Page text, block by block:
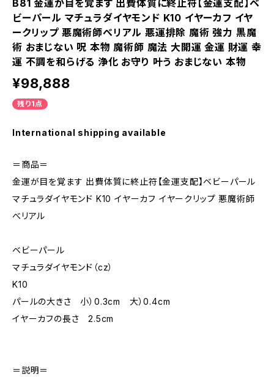
B81 金運が目を覚ます 出費体質に終止符【金運支配】ベ
ビーパール マチュラダイヤモンド K10 イヤーカフ イヤ
ークリップ 悪魔術師べリアル 悪運排除 魔術 強力 黒魔
術 おまじない 呪 本物 魔術師 魔法 大開運 金運 財運 幸
運 不調を和らげる 浄化 お守り 叶う おまじない 本物
¥98,888
残り1点
International shipping available
＝商品＝
金運が目を覚ます 出費体質に終止符【金運支配】ベビーパール
マチュラダイヤモンド K10 イヤーカフ イヤークリップ 悪魔術師
べリアル
ベビーパール
マチュラダイヤモンド（cz）
K10
パールの大きさ 小）0.3cm 大）0.4cm
イヤーカフの長さ 2.5cm
＝説明＝